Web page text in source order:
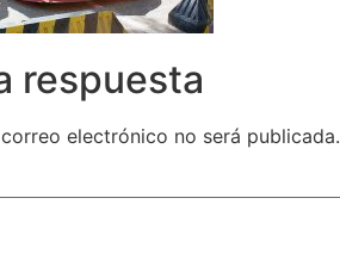
respuesta
electrónico no será publicada.